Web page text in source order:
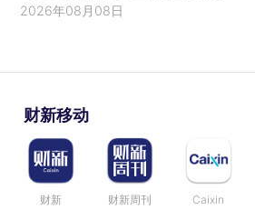
2026年08月08日
财新移动
财新 财新周刊 Caixin